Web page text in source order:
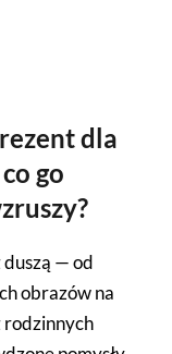
dla
go
— od
obrazów na
rodzinnych